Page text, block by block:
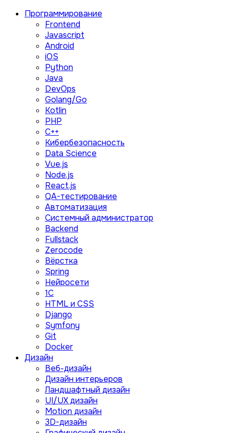
Программирование
Frontend
Javascript
Android
iOS
Python
Java
DevOps
Golang/Go
Kotlin
PHP
C++
Кибербезопасность
Data Science
Vue.js
Node.js
React.js
QA-тестирование
Автоматизация
Системный администратор
Backend
Fullstack
Zerocode
Вёрстка
Spring
Нейросети
1C
HTML и CSS
Django
Symfony
Git
Docker
Дизайн
Веб-дизайн
Дизайн интерьеров
Ландшафтный дизайн
UI/UX дизайн
Motion дизайн
3D-дизайн